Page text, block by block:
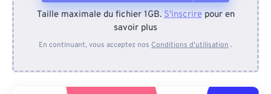
Depuis l'appareil
Taille maximale du fichier 1GB.S'inscrirepour en
savoir plus
En continuant, vous acceptez nos Conditions d'utilisation .